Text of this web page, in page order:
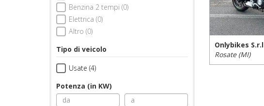
Benzina 2 tempi (0)
Elettrica (0)
Altro (0)
Tipo di veicolo
Usate (4)
Potenza (in KW)
Onlybikes S.r.l
Rosate (MI)